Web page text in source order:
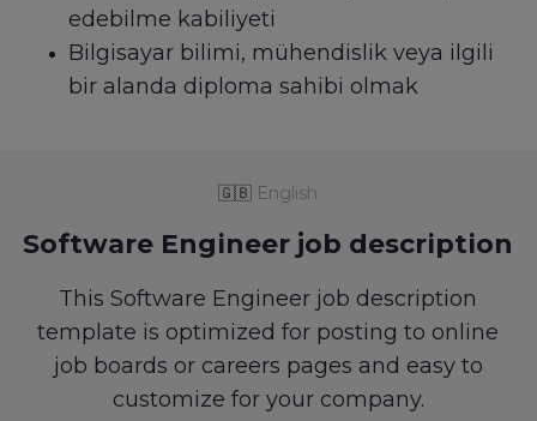
edebilme kabiliyeti
Bilgisayar bilimi, mühendislik veya ilgili
bir alanda diploma sahibi olmak
🇬🇧 English
Software Engineer job description
This Software Engineer job description
template is optimized for posting to online
job boards or careers pages and easy to
customize for your company.